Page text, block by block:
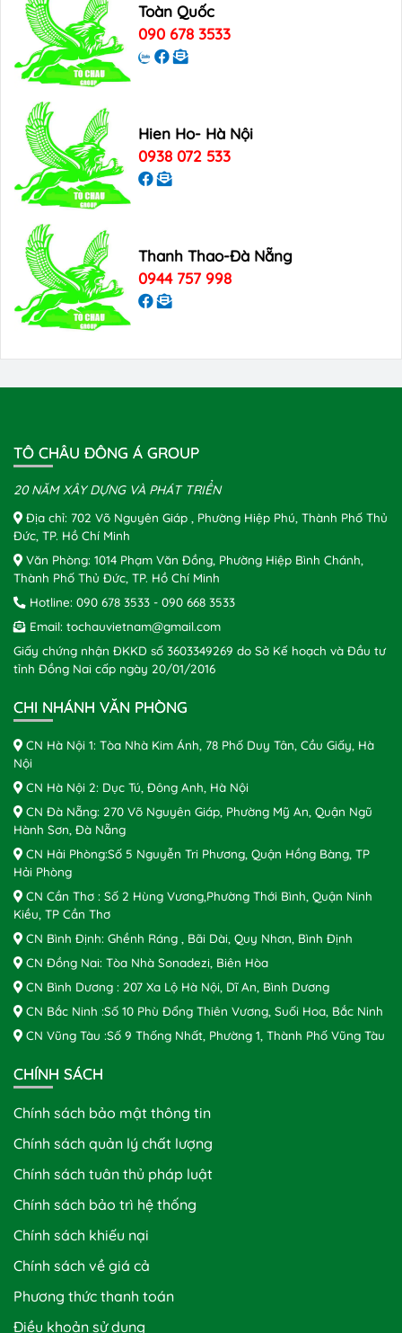
Toàn Quốc
090 678 3533
Hien Ho- Hà Nội
0938 072 533
Thanh Thao-Đà Nẵng
0944 757 998
TÔ CHÂU ĐÔNG Á GROUP
20 NĂM XÂY DỰNG VÀ PHÁT TRIỂN
Địa chỉ: 702 Võ Nguyên Giáp , Phường Hiệp Phú, Thành Phố Thủ
Đức, TP. Hồ Chí Minh
Văn Phòng: 1014 Phạm Văn Đồng, Phường Hiệp Bình Chánh,
Thành Phố Thủ Đức, TP. Hồ Chí Minh
Hotline: 090 678 3533 - 090 668 3533
Email: tochauvietnam@gmail.com
Giấy chứng nhận ĐKKD số 3603349269 do Sở Kế hoạch và Đầu tư
tỉnh Đồng Nai cấp ngày 20/01/2016
CHI NHÁNH VĂN PHÒNG
CN Hà Nội 1: Tòa Nhà Kim Ánh, 78 Phố Duy Tân, Cầu Giấy, Hà
Nội
CN Hà Nội 2: Dục Tú, Đông Anh, Hà Nội
CN Đà Nẵng: 270 Võ Nguyên Giáp, Phường Mỹ An, Quận Ngũ
Hành Sơn, Đà Nẵng
CN Hải Phòng:Số 5 Nguyễn Tri Phương, Quận Hồng Bàng, TP
Hải Phòng
CN Cần Thơ : Số 2 Hùng Vương,Phường Thới Bình, Quận Ninh
Kiều, TP Cần Thơ
CN Bình Định: Ghềnh Ráng , Bãi Dài, Quy Nhơn, Bình Định
CN Đồng Nai: Tòa Nhà Sonadezi, Biên Hòa
CN Bình Dương : 207 Xa Lộ Hà Nội, Dĩ An, Bình Dương
CN Bắc Ninh :Số 10 Phù Đổng Thiên Vương, Suối Hoa, Bắc Ninh
CN Vũng Tàu :Số 9 Thống Nhất, Phường 1, Thành Phố Vũng Tàu
CHÍNH SÁCH
Chính sách bảo mật thông tin
Chính sách quản lý chất lượng
Chính sách tuân thủ pháp luật
Chính sách bảo trì hệ thống
Chính sách khiếu nại
Chính sách về giá cả
Phương thức thanh toán
Điều khoản sử dụng